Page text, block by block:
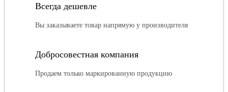
Всегда дешевле
Вы заказываете товар напрямую у производителя
Добросовестная компания
Продаем только маркированную продукцию